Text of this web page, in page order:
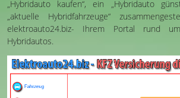
„Hybridauto kaufen“, ein „Hybridauto
„aktuelle Hybridfahrzeuge“
elektroauto24.biz- Ihrem Portal rund
Hybridautos.